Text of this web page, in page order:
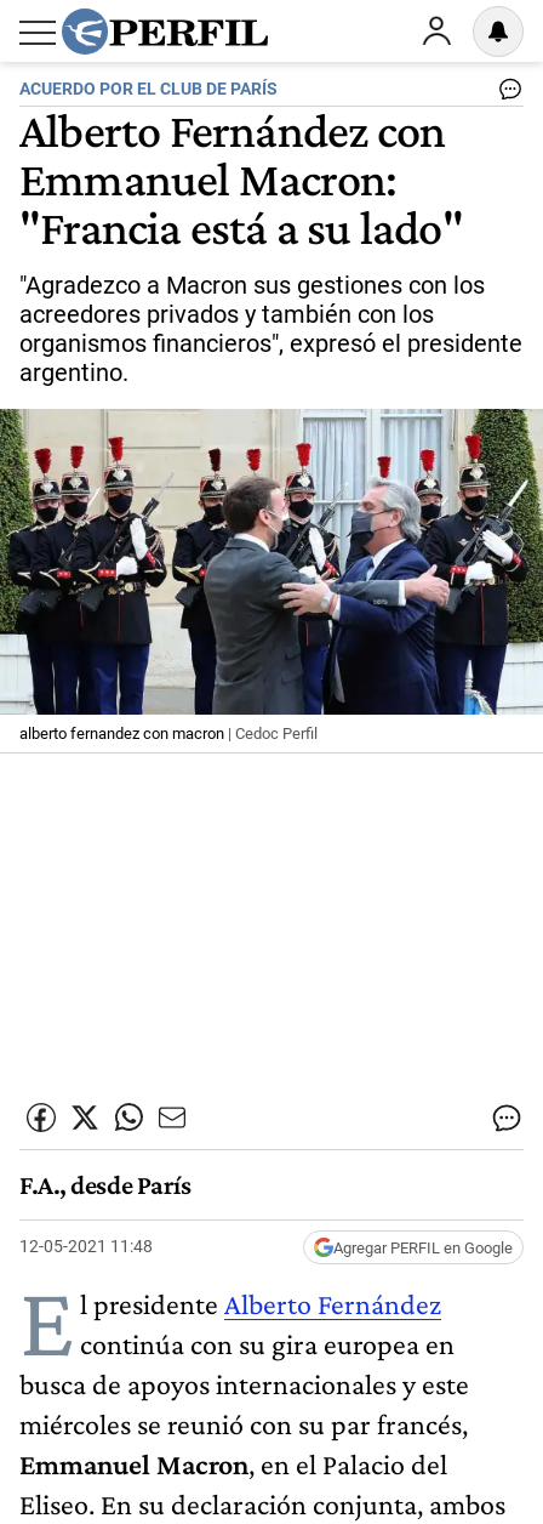
ACUERDO POR EL CLUB DE PARÍS
Alberto Fernández con
Emmanuel Macron:
"Francia está a su lado"
"Agradezco a Macron sus gestiones con los
acreedores privados y también con los
organismos financieros", expresó el presidente
argentino.
alberto fernandez con macron | Cedoc Perfil
F.A., desde París
12-05-2021 11:48 Agregar PERFIL en Google
E l presidente Alberto Fernández
continúa con su gira europea en
busca de apoyos internacionales y este
miércoles se reunió con su par francés,
Emmanuel Macron, en el Palacio del
Eliseo. En su declaración conjunta, ambos